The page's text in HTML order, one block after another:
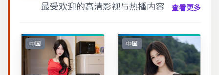
最受欢迎的高清影视与热播内容 查看更多
中国 中国